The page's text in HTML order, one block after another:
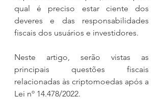
qual é preciso estar ciente dos
deveres e das responsabilidades
fiscais dos usuários e investidores.
Neste artigo, serão vistas as
principais questões fiscais
relacionadas às criptomoedas após a
Lei nº 14.478/2022.